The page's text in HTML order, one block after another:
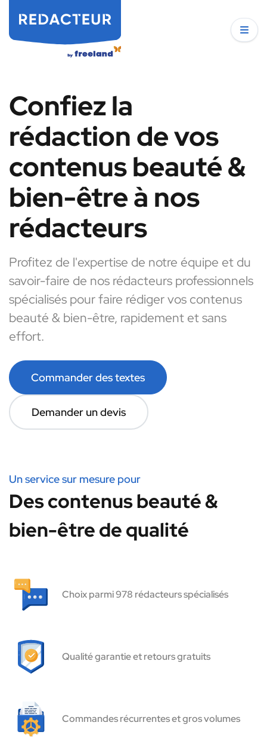
Confiez la
rédaction de vos
contenus beauté &
bien-être à nos
rédacteurs
Profitez de l'expertise de notre équipe et du
savoir-faire de nos rédacteurs professionnels
spécialisés pour faire rédiger vos contenus
beauté & bien-être, rapidement et sans
effort.
Commander des textes
Demander un devis
Un service sur mesure pour
Des contenus beauté &
bien-être de qualité
Choix parmi 978 rédacteurs spécialisés
Qualité garantie et retours gratuits
Commandes récurrentes et gros volumes